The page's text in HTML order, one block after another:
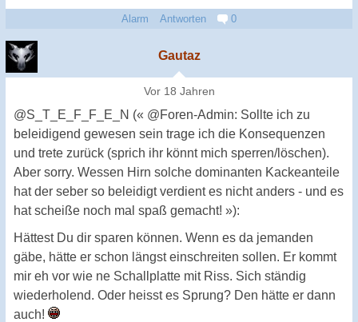
Alarm Antworten 0
Gautaz
Vor 18 Jahren
@S_T_E_F_F_E_N (« @Foren-Admin: Sollte ich zu
beleidigend gewesen sein trage ich die Konsequenzen
und trete zurück (sprich ihr könnt mich sperren/löschen).
Aber sorry. Wessen Hirn solche dominanten Kackeanteile
hat der seber so beleidigt verdient es nicht anders - und es
hat scheiße noch mal spaß gemacht! »):
Hättest Du dir sparen können. Wenn es da jemanden
gäbe, hätte er schon längst einschreiten sollen. Er kommt
mir eh vor wie ne Schallplatte mit Riss. Sich ständig
wiederholend. Oder heisst es Sprung? Den hätte er dann
auch!